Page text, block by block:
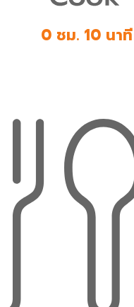
0 ชม. 10 นาที